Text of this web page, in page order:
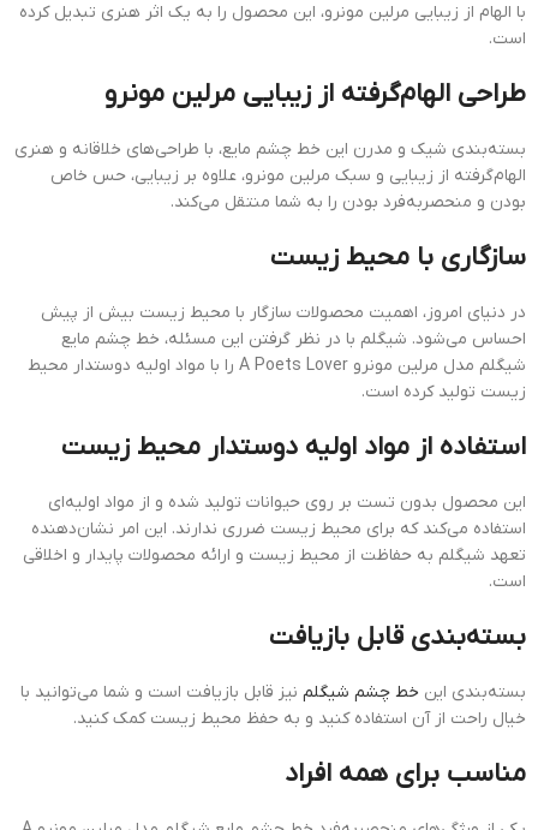
با الهام از زیبایی مرلین مونرو، این محصول را به یک اثر هنری تبدیل کرده
است.
طراحی الهام‌گرفته از زیبایی مرلین مونرو
بسته‌بندی شیک و مدرن این خط چشم مایع، با طراحی‌های خلاقانه و هنری
الهام‌گرفته از زیبایی و سبک مرلین مونرو، علاوه بر زیبایی، حس خاص
بودن و منحصربه‌فرد بودن را به شما منتقل می‌کند.
سازگاری با محیط زیست
در دنیای امروز، اهمیت محصولات سازگار با محیط زیست بیش از پیش
احساس می‌شود. شیگلم با در نظر گرفتن این مسئله، خط چشم مایع
شیگلم مدل مرلین مونرو A Poets Lover را با مواد اولیه دوستدار محیط
زیست تولید کرده است.
استفاده از مواد اولیه دوستدار محیط زیست
این محصول بدون تست بر روی حیوانات تولید شده و از مواد اولیه‌ای
استفاده می‌کند که برای محیط زیست ضرری ندارند. این امر نشان‌دهنده
تعهد شیگلم به حفاظت از محیط زیست و ارائه محصولات پایدار و اخلاقی
است.
بسته‌بندی قابل بازیافت
بسته‌بندی این خط چشم شیگلم نیز قابل بازیافت است و شما می‌توانید با
خیال راحت از آن استفاده کنید و به حفظ محیط زیست کمک کنید.
مناسب برای همه افراد